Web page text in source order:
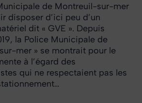
de Montreuil-sur-mer
disposer d’ici peu d’un
dit « GVE ». Depuis
la Police Municipale de
mer » se montrait pour le
à l’égard des
qui ne respectaient pas les